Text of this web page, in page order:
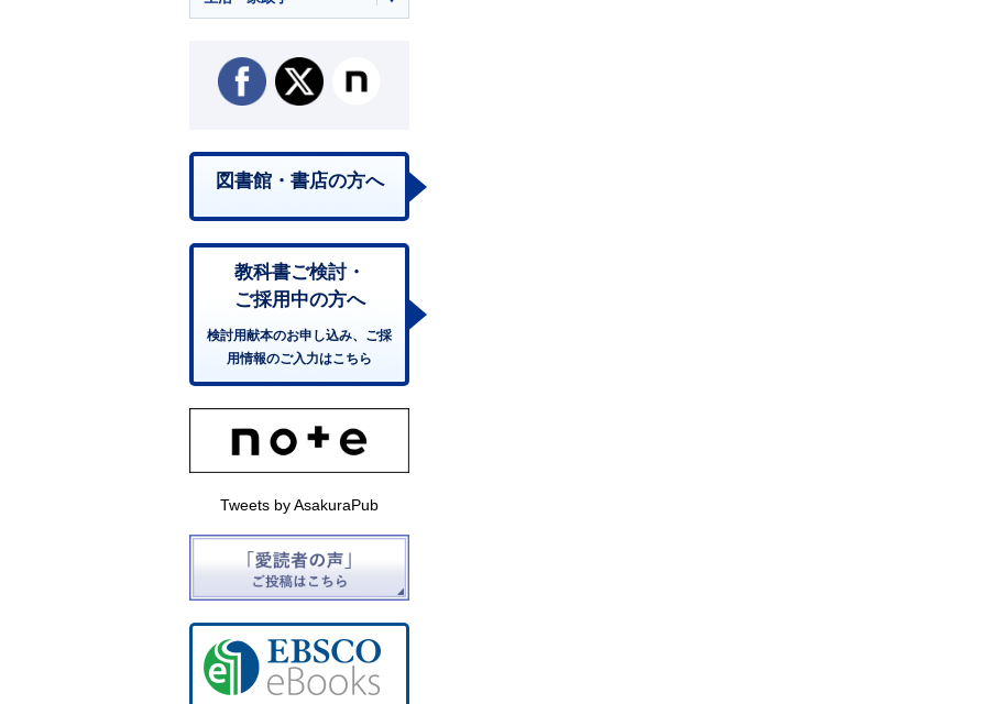
図書館・書店の方へ
教科書ご検討・
ご採用中の方へ
検討用献本のお申し込み、ご採
用情報のご入力はこちら
Tweets by AsakuraPub